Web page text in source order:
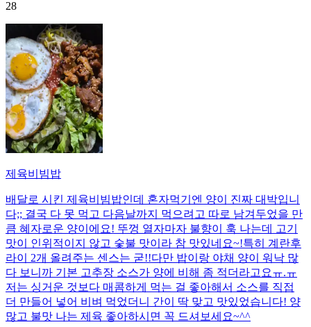
28
제육비빔밥
배달로 시킨 제육비빔밥인데 혼자먹기엔 양이 진짜 대박입니
다;; 결국 다 못 먹고 다음날까지 먹으려고 따로 남겨두었을 만
큼 혜자로운 양이에요! 뚜껑 열자마자 불향이 훅 나는데 고기
맛이 인위적이지 않고 숯불 맛이라 참 맛있네요~!특히 계란후
라이 2개 올려주는 센스는 굳!! ​다만 밥이랑 야채 양이 워낙 많
다 보니까 기본 고추장 소스가 양에 비해 좀 적더라고요ㅠ.ㅠ
저는 싱거운 것보다 매콤하게 먹는 걸 좋아해서 소스를 직접
더 만들어 넣어 비벼 먹었더니 간이 딱 맞고 맛있었습니다! 양
많고 불맛 나는 제육 좋아하시면 꼭 드셔보세요~^^